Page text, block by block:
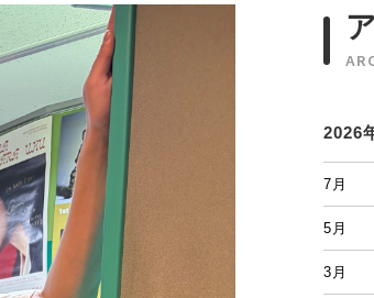
2026
7月
5月
3月